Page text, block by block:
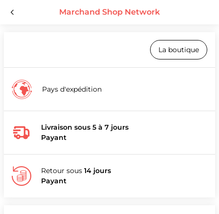
Marchand Shop Network
La boutique
Pays d'expédition
Livraison sous 5 à 7 jours
Payant
Retour sous 14 jours
Payant